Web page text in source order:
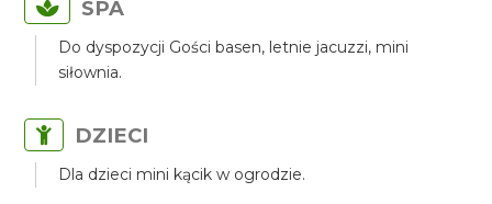
SPA
Do dyspozycji Gości basen, letnie jacuzzi, mini
siłownia.
DZIECI
Dla dzieci mini kącik w ogrodzie.